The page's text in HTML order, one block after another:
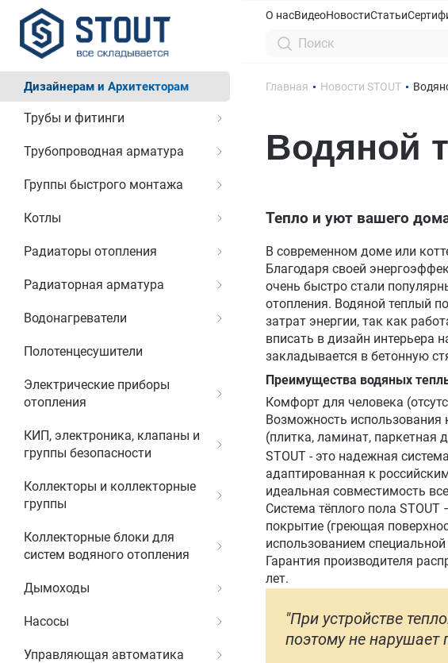
Дизайнерам и Архитекторам
Трубы и фитинги
Трубопроводная арматура
Группы быстрого монтажа
Котлы
Радиаторы отопления
Радиаторная арматура
Водонагреватели
Полотенцесушители
Электрические приборы
отопления
КИП, электроника, клапаны и
группы безопасности
Коллекторы и коллекторные
группы
Коллекторные блоки для
систем водяного отопления
Дымоходы
Насосы
Управляющая автоматика
О насВидеоНовостиСтатьи
Главная Новости STOUT
Водяной
Тепло и уют вашего
В современном доме или
Благодаря своей
очень быстро стали
отопления. Водяной теплый
затрат энергии, так как
вписать в дизайн интерьера
закладывается в бетонную
Преимущества водяных
Комфорт для человека
Возможность использования
(плитка, ламинат, паркетная
STOUT - это надежная
адаптированная к
идеальная совместимость
Система тёплого пола
покрытие (греющая
использованием
Гарантия производителя
лет.
"При устройстве
поэтому не нарушает